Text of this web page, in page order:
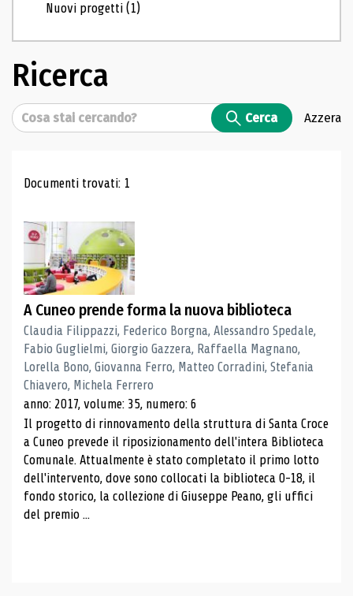
Nuovi progetti(1)
Ricerca
Cerca Cerca Azzera
Risultati di ricerca
Documenti trovati: 1
A Cuneo prende forma la nuova biblioteca
Claudia Filippazzi, Federico Borgna, Alessandro Spedale,
Fabio Guglielmi, Giorgio Gazzera, Raffaella Magnano,
Lorella Bono, Giovanna Ferro, Matteo Corradini, Stefania
Chiavero, Michela Ferrero
anno: 2017, volume: 35, numero: 6
Il progetto di rinnovamento della struttura di Santa Croce
a Cuneo prevede il riposizionamento dell'intera Biblioteca
Comunale. Attualmente è stato completato il primo lotto
dell'intervento, dove sono collocati la biblioteca 0-18, il
fondo storico, la collezione di Giuseppe Peano, gli uffici
del premio ...